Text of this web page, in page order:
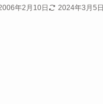
年2月10日 2024年3月5日